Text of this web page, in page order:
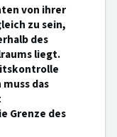
von ihrer
zu sein,
des
liegt.
das
Grenze des